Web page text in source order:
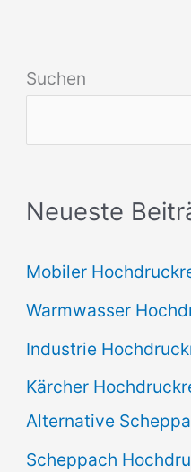
Suchen
Neueste
Mobiler
Warmwasser
Industrie
Kärcher
Alternative
Scheppach